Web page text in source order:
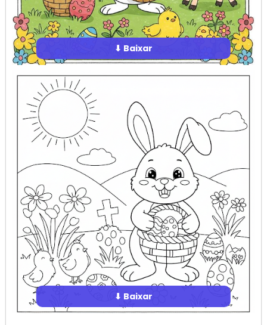
⬇ Baixar
⬇ Baixar